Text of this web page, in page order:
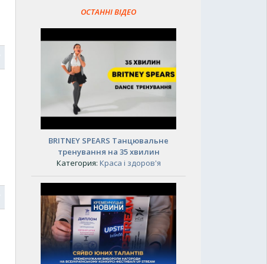
ОСТАННІ ВІДЕО
BRITNEY SPEARS Танцювальне
тренування на 35 хвилин
Категория: Краса і здоров'я